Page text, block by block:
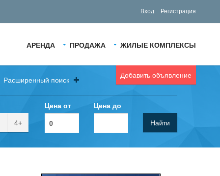
Вход Регистрация
АРЕНДА ПРОДАЖА ЖИЛЫЕ КОМПЛЕКСЫ
Добавить объявление
Расширенный поиск
4+
Цена от Цена до
Найти